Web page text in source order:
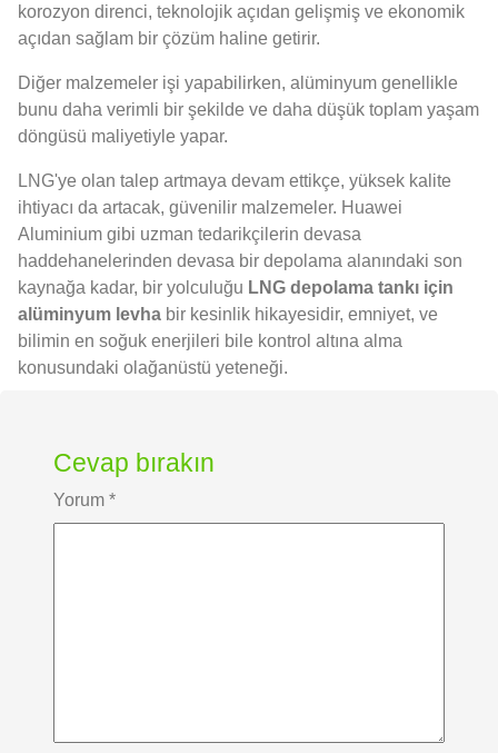
korozyon direnci, teknolojik açıdan gelişmiş ve ekonomik
açıdan sağlam bir çözüm haline getirir.
Diğer malzemeler işi yapabilirken, alüminyum genellikle
bunu daha verimli bir şekilde ve daha düşük toplam yaşam
döngüsü maliyetiyle yapar.
LNG'ye olan talep artmaya devam ettikçe, yüksek kalite
ihtiyacı da artacak, güvenilir malzemeler. Huawei
Aluminium gibi uzman tedarikçilerin devasa
haddehanelerinden devasa bir depolama alanındaki son
kaynağa kadar, bir yolculuğu LNG depolama tankı için
alüminyum levha bir kesinlik hikayesidir, emniyet, ve
bilimin en soğuk enerjileri bile kontrol altına alma
konusundaki olağanüstü yeteneği.
Cevap bırakın
Yorum *